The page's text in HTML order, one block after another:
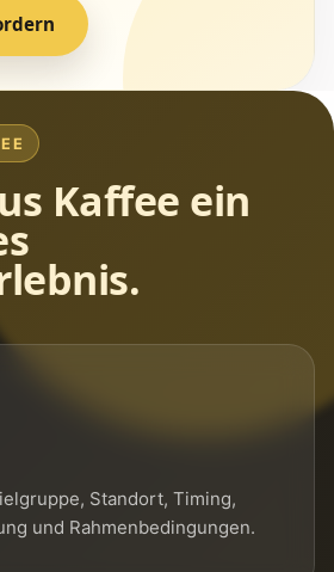
Kaffee ein
Standort, Timing,
und Rahmenbedingungen.